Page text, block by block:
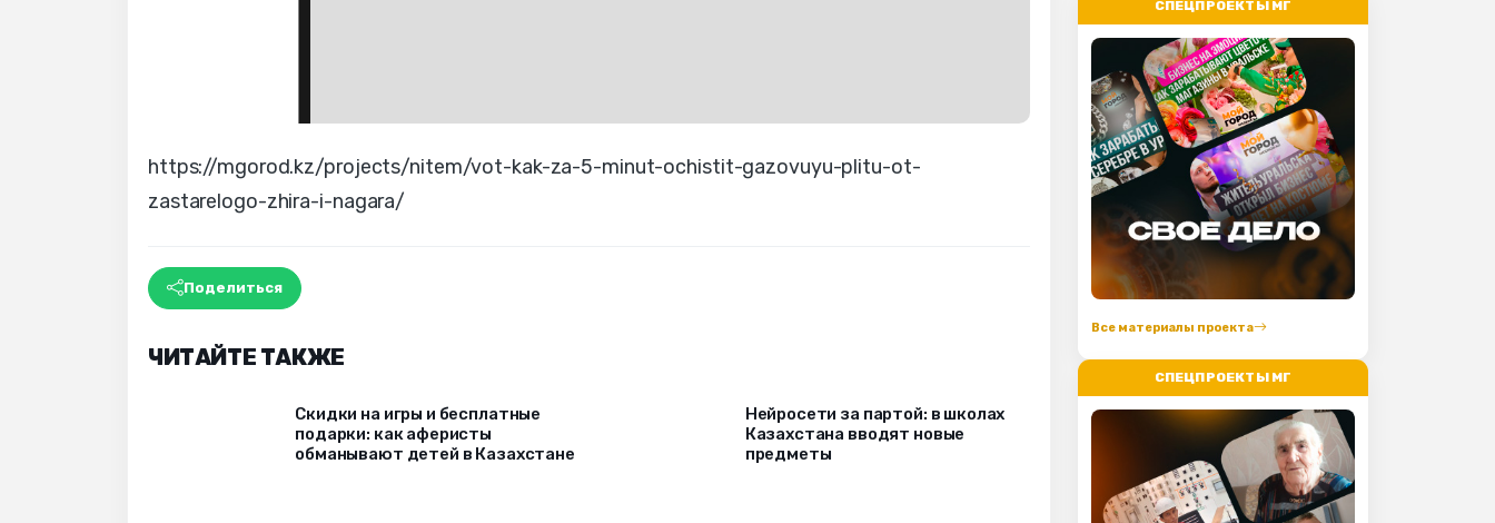
https://mgorod.kz/projects/nitem/vot-kak-za-5-minut-ochistit-gazovuyu-plitu-ot-
zastarelogo-zhira-i-nagara/
Поделиться
ЧИТАЙТЕ ТАКЖЕ
Скидки на игры и бесплатные
подарки: как аферисты
обманывают детей в Казахстане
Нейросети за партой: в школах
Казахстана вводят новые
предметы
СПЕЦПРОЕКТЫ МГ
Все материалы проекта
СПЕЦПРОЕКТЫ МГ